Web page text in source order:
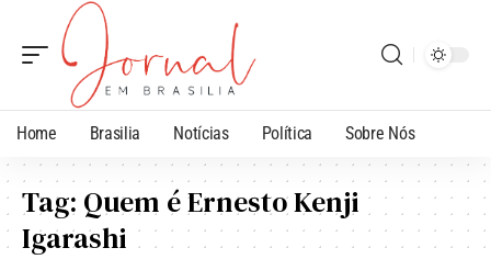
Home Brasilia Notícias Política Sobre Nós
Tag: Quem é Ernesto Kenji
Igarashi